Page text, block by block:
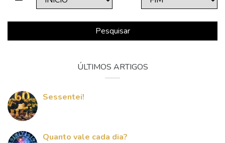
Pesquisar
ÚLTIMOS ARTIGOS
Sessentei!
Quanto vale cada dia?